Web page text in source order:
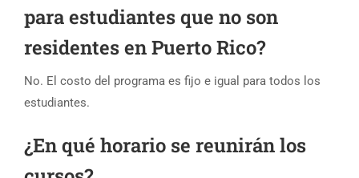
para estudiantes que no son
residentes en Puerto Rico?
No. El costo del programa es fijo e igual para todos los
estudiantes.
¿En qué horario se reunirán los